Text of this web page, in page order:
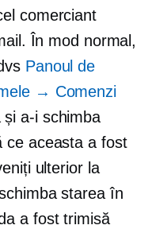
comerciant
În mod normal,
Panoul de
→ Comenzi
a-i schimba
ce aceasta a fost
ulterior la
starea în
a fost trimisă